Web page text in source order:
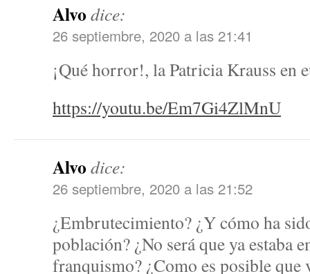
Alvodice:
26 septiembre, 2020 a las 21:41
¡Qué horror!, la Patricia Krauss en
https://youtu.be/Em7Gi4ZlMnU
Alvodice:
26 septiembre, 2020 a las 21:52
¿Embrutecimiento? ¿Y cómo ha
población? ¿No será que ya estaba
franquismo? ¿Como es posible que